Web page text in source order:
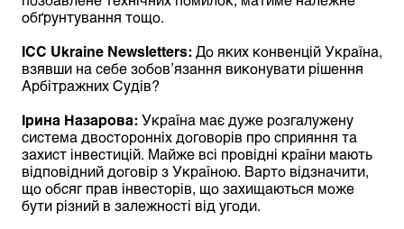
обґрунтування тощо.
ICC Ukraine Newsletters: До яких конвенцій Україна,
взявши на себе зобов’язання виконувати рішення
Арбітражних Судів?
Ірина Назарова: Україна має дуже розгалужену
система двосторонніх договорів про сприяння та
захист інвестицій. Майже всі провідні країни мають
відповідний договір з Україною. Варто відзначити,
що обсяг прав інвесторів, що захищаються може
бути різний в залежності від угоди.